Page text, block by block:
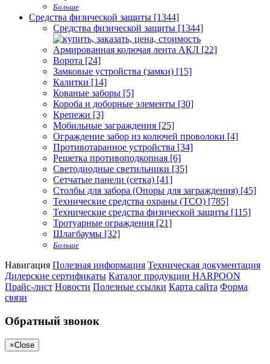
Больше
Средства физической защиты [1344]
Средства физической защиты [1344]
Армированная колючая лента АКЛ [22]
Ворота [24]
Замковые устройства (замки) [15]
Калитки [14]
Кованые заборы [5]
Короба и доборные элементы [30]
Крепежи [3]
Мобильные заграждения [25]
Ограждение забор из колючей проволоки [4]
Противотаранное устройства [34]
Решетка противоподкопная [6]
Светодиодные светильники [35]
Сетчатые панели (сетка) [41]
Столбы для забора (Опоры для заграждения) [45]
Технические средства охраны (ТСО) [785]
Технические средства физической защиты [115]
Тротуарные ограждения [21]
Шлагбаумы [32]
Больше
Навигация Полезная информация Техническая документация
Дилерские сертификаты Каталог продукции HARPOON
Прайс-лист Новости Полезные ссылки Карта сайта Форма
связи
Обратный звонок
×Close